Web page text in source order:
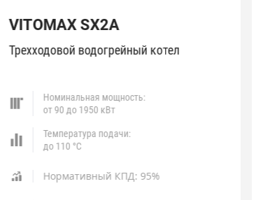
VITOMAX SX2A
Трехходовой водогрейный котел
Номинальная мощность:
от 90 до 1950 кВт
Температура подачи:
до 110 °C
Нормативный КПД: 95%